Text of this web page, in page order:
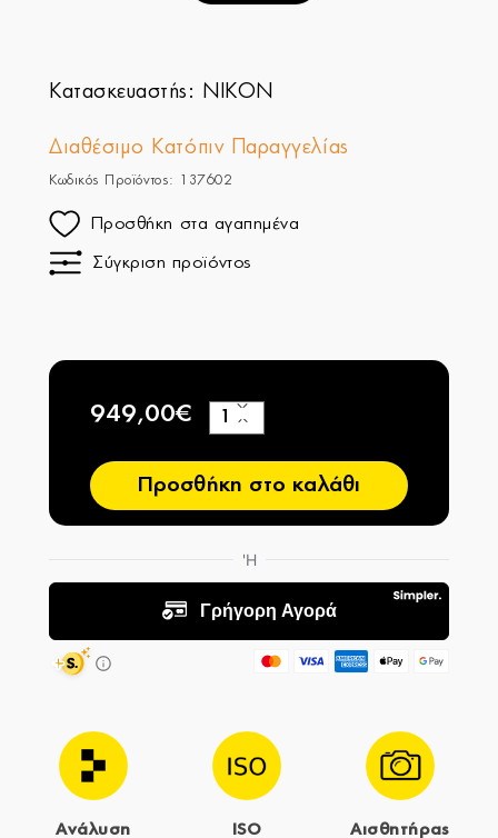
Κατασκευαστής: NIKON
Διαθέσιμο Κατόπιν Παραγγελίας
Κωδικός Προϊόντος: 137602
Προσθήκη στα αγαπημένα
Σύγκριση προϊόντος
949,00€
−
+
Προσθήκη στο καλάθι
Ανάλυση ISO Αισθητήρας